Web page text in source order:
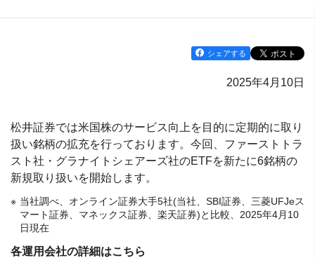
シェアする
2025年4月10日
松井証券では米国株のサービス向上を目的に定期的に取り
扱い銘柄の拡充を行っております。今回、ファーストトラ
スト社・グラナイトシェアーズ社のETFを新たに6銘柄の
新規取り扱いを開始します。
当社調べ、オンライン証券大手5社(当社、SBI証券、三菱UFJeス
マート証券、マネックス証券、楽天証券)と比較、2025年4月10
日現在
各運用会社の詳細はこちら